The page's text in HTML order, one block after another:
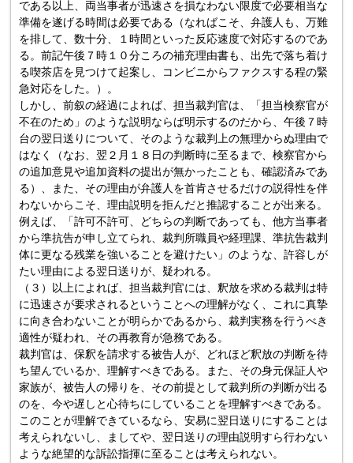
である以上、両当事者が迅速さを損なわない限度で必要相当な
準備を遂げる時間は必要である（なればこそ、弁護人も、万難
を排して、数十分、１時間といった反応速度で対応するのであ
る。前記午後７時１０分ころの補充理由書も、出先で落ち着け
る喫茶店を見つけて起案し、コンビニからファクスする程の緊
急対応をした。）。
しかし、前叙の経過によれば、担当裁判官は、「担当検察官が
不在のため」のような説明ならば明示するのだから、午後７時
台の翌日送りについて、そのような裁判上の無理からぬ理由で
はなく（なお、翌２月１８日の判断時に至るまで、検察官から
の追加意見や追加資料の提出が無かったことも、確認済みであ
る）、また、その理由が弁護人を首肯させるだけの説得性を伴
わないからこそ、理由説明を拒んだと推認することが出来る。
例えば、「許可不許可、どちらの判断であっても、他方当事者
から準抗告が申し立てられ、裁判所職員や経理課、準抗告裁判
体に更なる残業を強いることを避けたい」のような、許容しが
たい理由による翌日送りが、疑われる。
（３）以上によれば、担当裁判官には、釈放を求める裁判は特
に迅速さが要求されるということへの理解がなく、これに真摯
に向き合わないことが明らかであるから、裁判実務を行うべき
適性が疑われ、その再教育が急務である。
裁判官は、保釈を請求する被告人が、どれほど釈放の判断を待
ち望んでいるか、理解すべきである。また、その身元保証人や
家族が、被告人の帰りを、その前提として裁判所の判断が出る
のを、今や遅しと心待ちにしていることを理解すべきである。
このことが理解できているなら、安易に翌日送りにすることは
考えられないし、ましてや、翌日送りの理由説明すら行わない
ような絶望的な訴訟指揮に至ることは考えられない。